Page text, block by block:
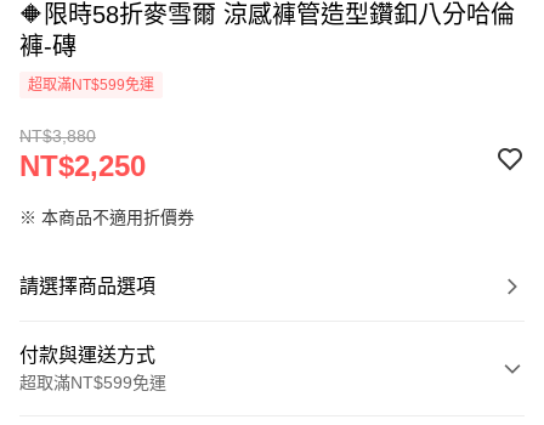
🔶限時58折麥雪爾 涼感褲管造型鑽釦八分哈倫
褲-磚
超取滿NT$599免運
NT$3,880
NT$2,250
※ 本商品不適用折價券
請選擇商品選項
付款與運送方式
超取滿NT$599免運